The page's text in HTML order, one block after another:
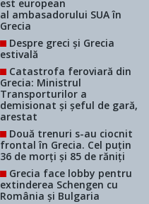
est european
al ambasadorului SUA în
Grecia
Despre greci și Grecia
estivală
Catastrofa feroviară din
Grecia: Ministrul
Transporturilor a
demisionat și șeful de gară,
arestat
Două trenuri s-au ciocnit
frontal în Grecia. Cel puțin
36 de morți și 85 de răniți
Grecia face lobby pentru
extinderea Schengen cu
România și Bulgaria